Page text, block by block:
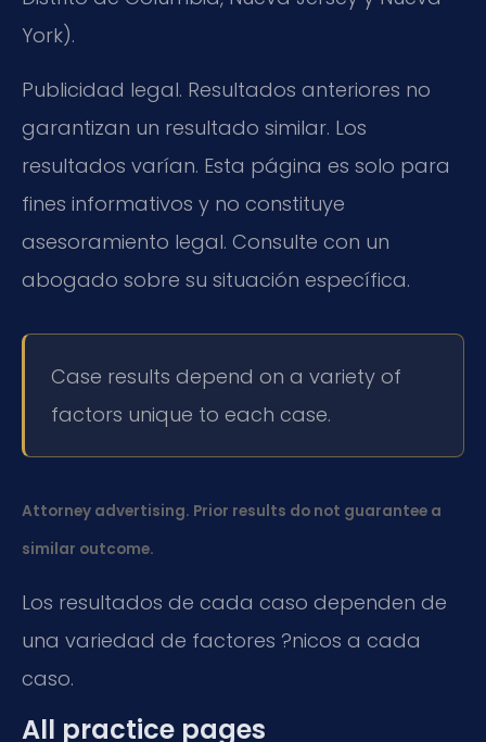
York).
Publicidad legal. Resultados anteriores no
garantizan un resultado similar. Los
resultados varían. Esta página es solo para
fines informativos y no constituye
asesoramiento legal. Consulte con un
abogado sobre su situación específica.
Case results depend on a variety of
factors unique to each case.
Attorney advertising. Prior results do not guarantee a
similar outcome.
Los resultados de cada caso dependen de
una variedad de factores ?nicos a cada
caso.
All practice pages